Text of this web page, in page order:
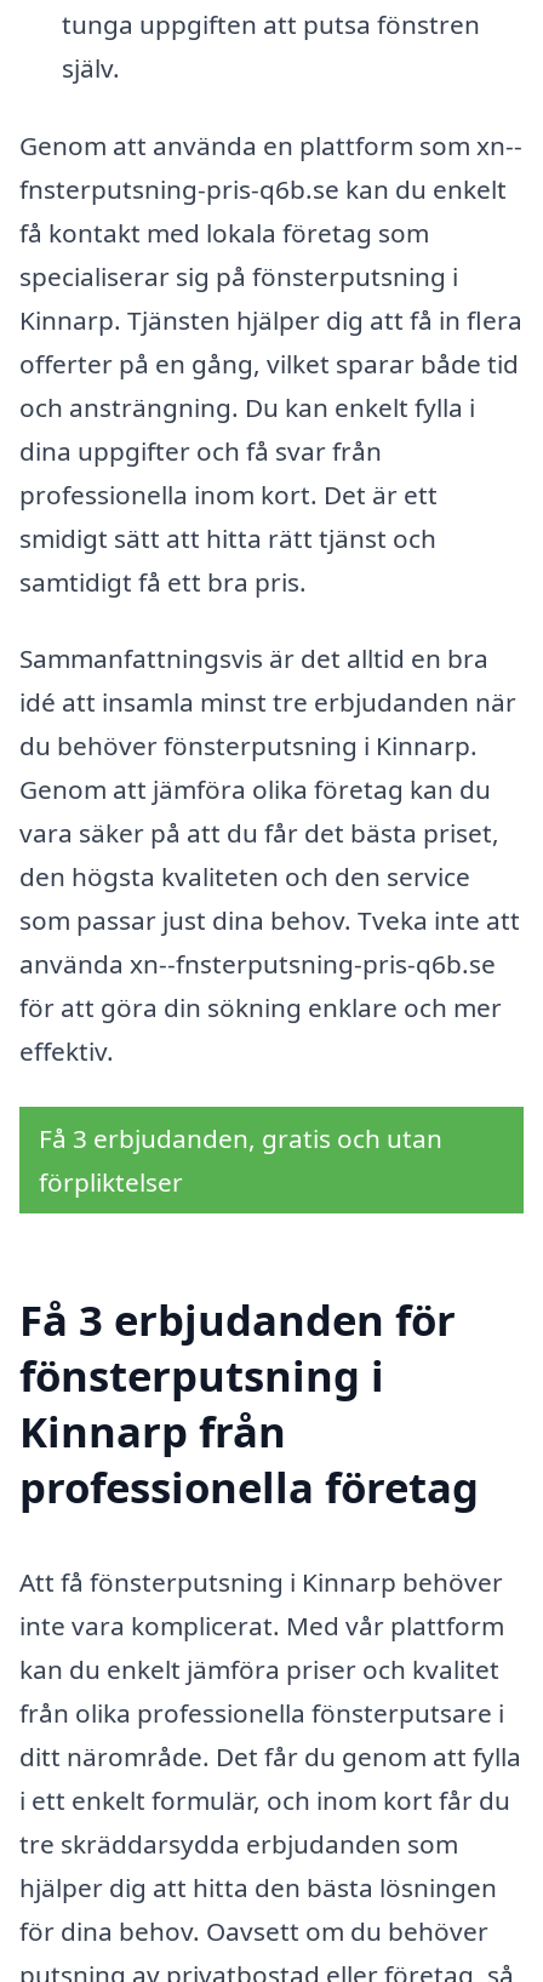
tunga uppgiften att putsa fönstren
själv.
Genom att använda en plattform som xn--
fnsterputsning-pris-q6b.se kan du enkelt
få kontakt med lokala företag som
specialiserar sig på fönsterputsning i
Kinnarp. Tjänsten hjälper dig att få in flera
offerter på en gång, vilket sparar både tid
och ansträngning. Du kan enkelt fylla i
dina uppgifter och få svar från
professionella inom kort. Det är ett
smidigt sätt att hitta rätt tjänst och
samtidigt få ett bra pris.
Sammanfattningsvis är det alltid en bra
idé att insamla minst tre erbjudanden när
du behöver fönsterputsning i Kinnarp.
Genom att jämföra olika företag kan du
vara säker på att du får det bästa priset,
den högsta kvaliteten och den service
som passar just dina behov. Tveka inte att
använda xn--fnsterputsning-pris-q6b.se
för att göra din sökning enklare och mer
effektiv.
Få 3 erbjudanden, gratis och utan
förpliktelser
Få 3 erbjudanden för
fönsterputsning i
Kinnarp från
professionella företag
Att få fönsterputsning i Kinnarp behöver
inte vara komplicerat. Med vår plattform
kan du enkelt jämföra priser och kvalitet
från olika professionella fönsterputsare i
ditt närområde. Det får du genom att fylla
i ett enkelt formulär, och inom kort får du
tre skräddarsydda erbjudanden som
hjälper dig att hitta den bästa lösningen
för dina behov. Oavsett om du behöver
putsning av privatbostad eller företag, så